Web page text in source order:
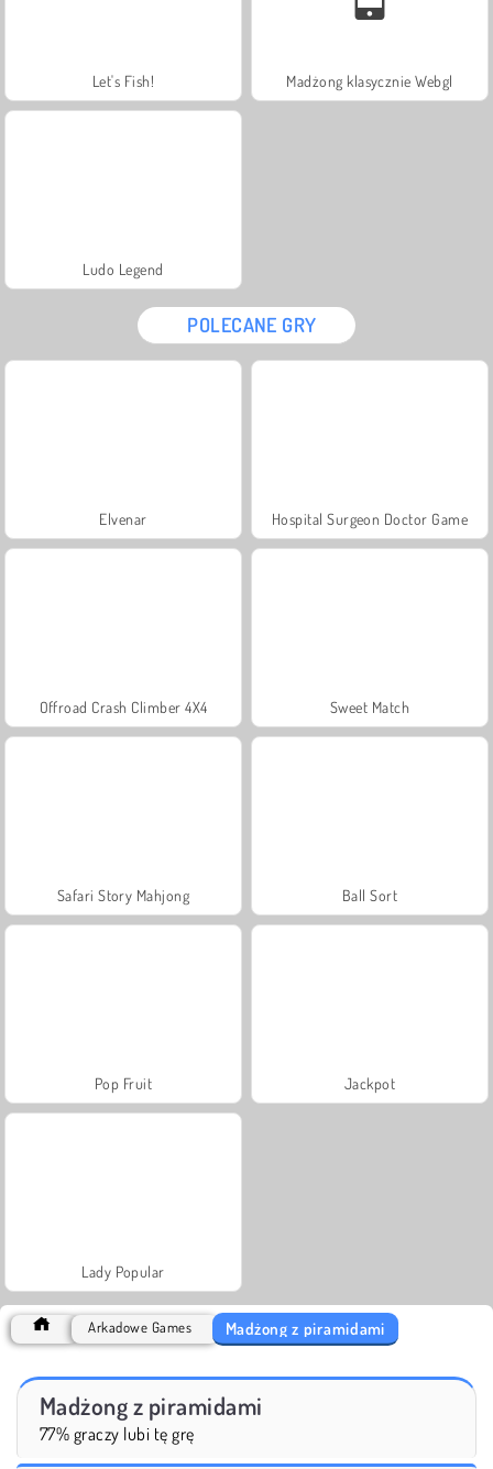
Let's Fish! Madżong klasycznie Webgl
Ludo Legend
POLECANE GRY
Elvenar Hospital Surgeon Doctor Game
Offroad Crash Climber 4X4 Sweet Match
Safari Story Mahjong Ball Sort
Pop Fruit Jackpot
Lady Popular
Arkadowe Games Madżong z piramidami
Madżong z piramidami
77% graczy lubi tę grę